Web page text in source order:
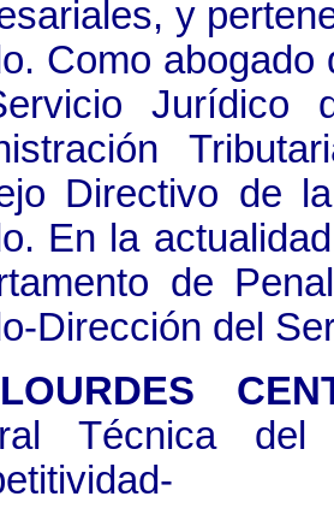
y
Como
Jurídico
Directivo de
En la
de
Dirección del
Técnica